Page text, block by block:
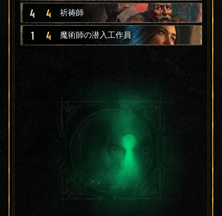
4 4 祈祷師
1 4 魔術師の潜入工作員